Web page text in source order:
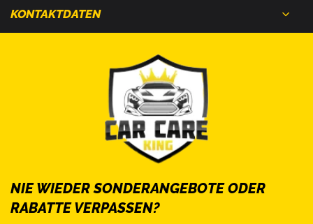
KONTAKTDATEN
NIE WIEDER SONDERANGEBOTE ODER
RABATTE VERPASSEN?